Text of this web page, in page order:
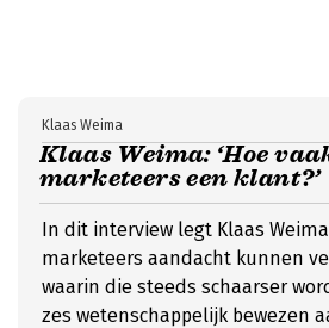
Klaas Weima: ‘Hoe
marketeers een klant?’
Klaas Weima
In dit interview legt Klaas
marketeers aandacht kunnen
waarin die steeds schaarser
zes wetenschappelijk bewezen